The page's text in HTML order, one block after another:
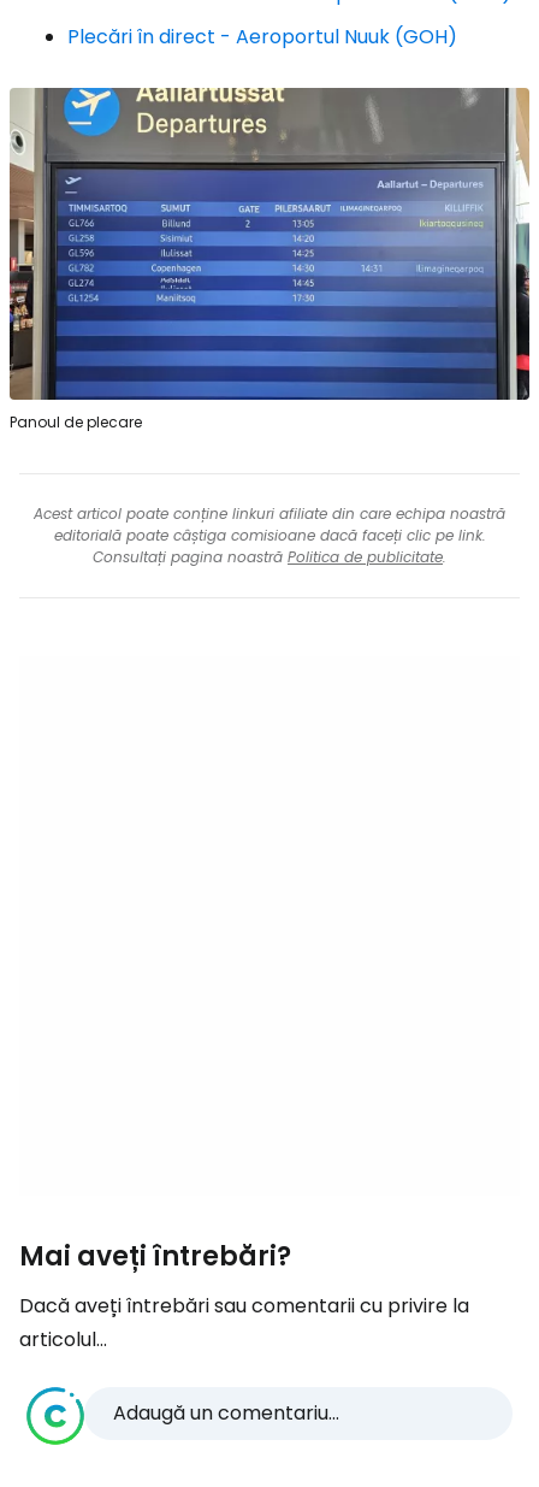
Plecări în direct - Aeroportul Nuuk (GOH)
Panoul de plecare
Acest articol poate conține linkuri afiliate din care echipa noastră
editorială poate câștiga comisioane dacă faceți clic pe link.
Consultați pagina noastră Politica de publicitate.
Mai aveți întrebări?
Dacă aveți întrebări sau comentarii cu privire la
articolul...
Adaugă un comentariu...